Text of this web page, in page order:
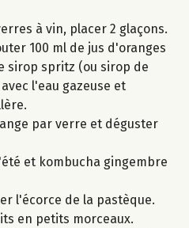
à vin, placer 2 glaçons.
100 ml de jus d'oranges
sirop spritz (ou sirop de
l'eau gazeuse et
par verre et déguster
et kombucha gingembre
l'écorce de la pastèque.
en petits morceaux.